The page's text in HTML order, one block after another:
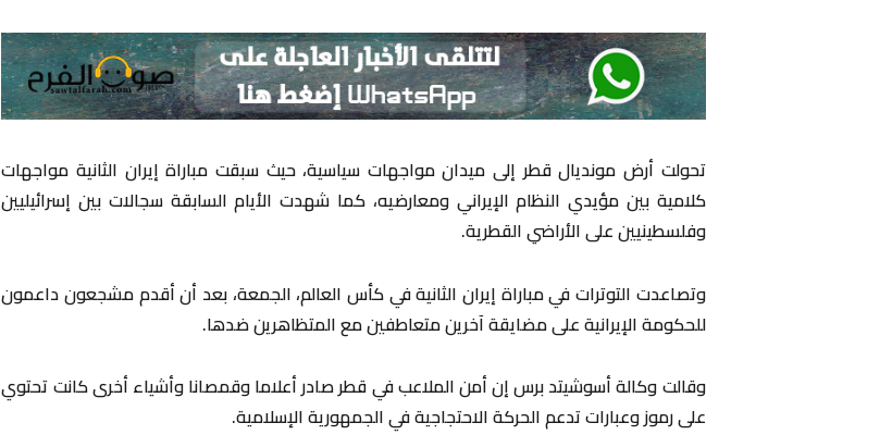
تحولت أرض مونديال قطر إلى ميدان مواجهات سياسية، حيث سبقت مباراة إيران الثانية مواجهات
كلامية بين مؤيدي النظام الإيراني ومعارضيه، كما شهدت الأيام السابقة سجالات بين إسرائيليين
وفلسطينيين على الأراضي القطرية.
وتصاعدت التوترات في مباراة إيران الثانية في كأس العالم، الجمعة، بعد أن أقدم مشجعون داعمون
للحكومة الإيرانية على مضايقة آخرين متعاطفين مع المتظاهرين ضدها.
وقالت وكالة أسوشيتد برس إن أمن الملاعب في قطر صادر أعلاما وقمصانا وأشياء أخرى كانت تحتوي
على رموز وعبارات تدعم الحركة الاحتجاجية في الجمهورية الإسلامية.